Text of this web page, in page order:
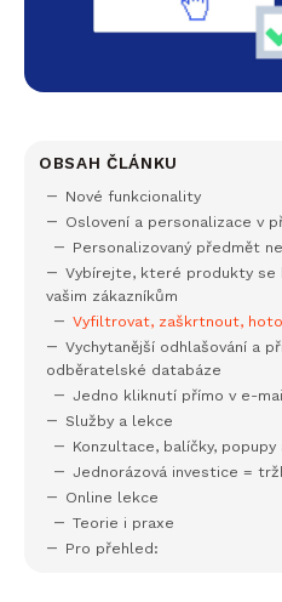
OBSAH ČLÁNKU
Nové funkcionality
Oslovení a personalizace v
Personalizovaný předmět
Vybírejte, které produkty se
vašim zákazníkům
Vyfiltrovat, zaškrtnout,
Vychytanější odhlašování a
odběratelské databáze
Jedno kliknutí přímo v e-
Služby a lekce
Konzultace, balíčky, popupy
Jednorázová investice =
Online lekce
Teorie i praxe
Pro přehled: